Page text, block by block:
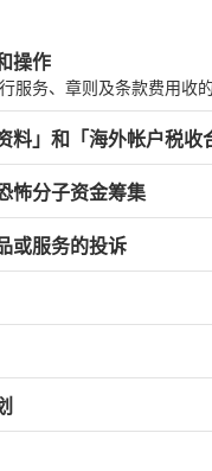
操作
服务、章则及条款费用收
料」和「海外帐户税收
怖分子资金筹集
或服务的投诉